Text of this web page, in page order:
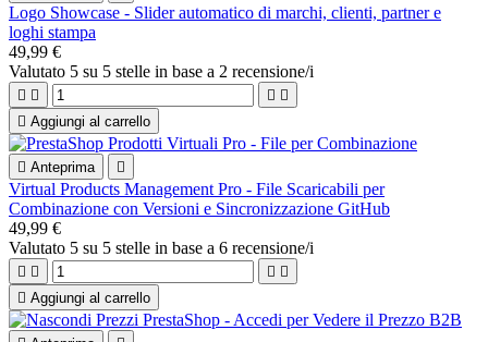
Logo Showcase - Slider automatico di marchi, clienti, partner e
loghi stampa
49,99 €
Valutato 5 su 5 stelle in base a 2 recensione/i
   
 Aggiungi al carrello
 Anteprima 
Virtual Products Management Pro - File Scaricabili per
Combinazione con Versioni e Sincronizzazione GitHub
49,99 €
Valutato 5 su 5 stelle in base a 6 recensione/i
   
 Aggiungi al carrello